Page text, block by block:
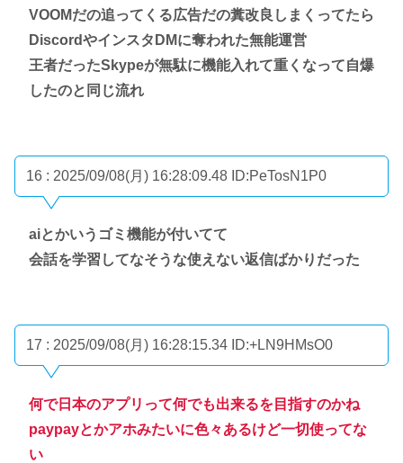
VOOMだの追ってくる広告だの糞改良しまくってたら
DiscordやインスタDMに奪われた無能運営
王者だったSkypeが無駄に機能入れて重くなって自爆
したのと同じ流れ
16 : 2025/09/08(月) 16:28:09.48 ID:PeTosN1P0
aiとかいうゴミ機能が付いてて
会話を学習してなそうな使えない返信ばかりだった
17 : 2025/09/08(月) 16:28:15.34 ID:+LN9HMsO0
何で日本のアプリって何でも出来るを目指すのかね
paypayとかアホみたいに色々あるけど一切使ってな
い